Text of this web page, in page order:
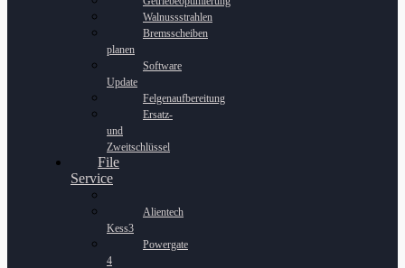
Walnussstrahlen
Bremsscheiben
planen
Software
Update
Felgenaufbereitung
Ersatz-
und
Zweitschlüssel
File
Service
Alientech
Kess3
Powergate
4